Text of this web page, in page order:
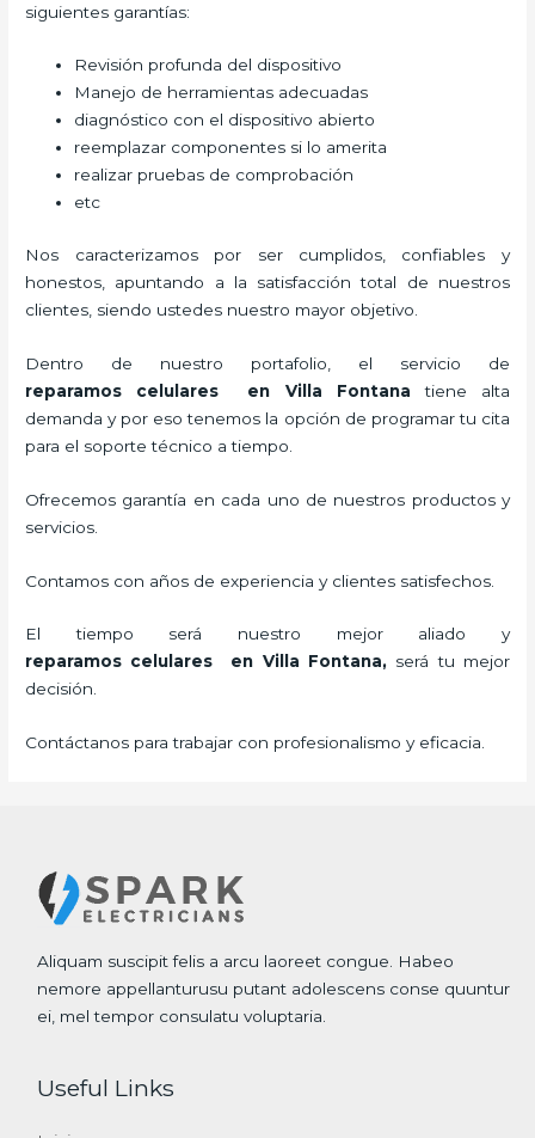
siguientes garantías:
Revisión profunda del dispositivo
Manejo de herramientas adecuadas
diagnóstico con el dispositivo abierto
reemplazar componentes si lo amerita
realizar pruebas de comprobación
etc
Nos caracterizamos por ser cumplidos, confiables y
honestos, apuntando a la satisfacción total de nuestros
clientes, siendo ustedes nuestro mayor objetivo.
Dentro de nuestro portafolio, el servicio de
reparamos celulares en Villa Fontana tiene alta
demanda y por eso tenemos la opción de programar tu cita
para el soporte técnico a tiempo.
Ofrecemos garantía en cada uno de nuestros productos y
servicios.
Contamos con años de experiencia y clientes satisfechos.
El tiempo será nuestro mejor aliado y
reparamos celulares en Villa Fontana, será tu mejor
decisión.
Contáctanos para trabajar con profesionalismo y eficacia.
Aliquam suscipit felis a arcu laoreet congue. Habeo
nemore appellanturusu putant adolescens conse quuntur
ei, mel tempor consulatu voluptaria.
Useful Links